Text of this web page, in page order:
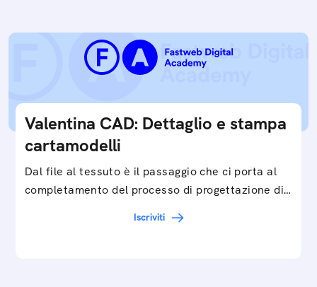
Valentina CAD: Dettaglio e stampa
cartamodelli
Dal file al tessuto è il passaggio che ci porta al
completamento del processo di progettazione di
Iscriviti